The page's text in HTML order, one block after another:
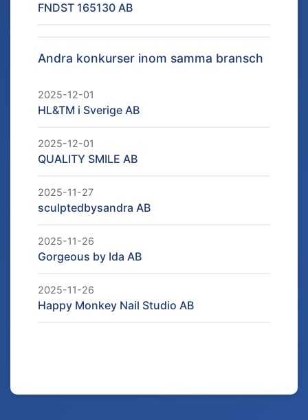
FNDST 165130 AB
Andra konkurser inom samma bransch
2025-12-01
HL&TM i Sverige AB
2025-12-01
QUALITY SMILE AB
2025-11-27
sculptedbysandra AB
2025-11-26
Gorgeous by Ida AB
2025-11-26
Happy Monkey Nail Studio AB